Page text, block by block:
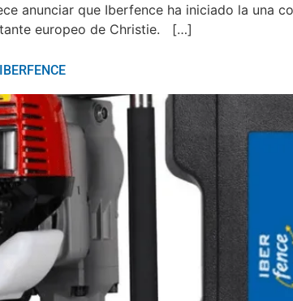
anunciar que Iberfence ha iniciado la una
europeo de Christie. […]